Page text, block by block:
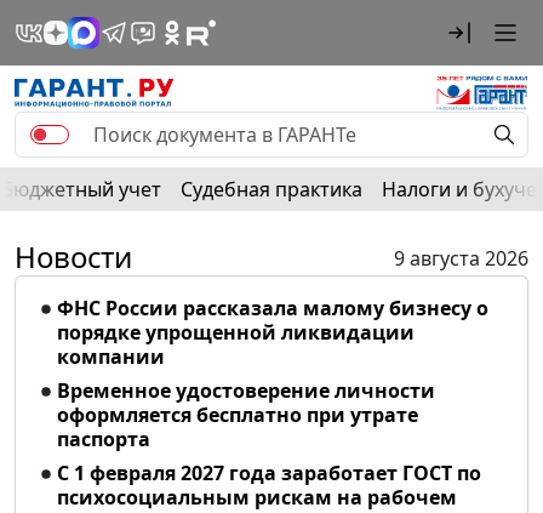
Бюджетный учет Судебная практика Налоги и
Новости
9 августа 2026
ФНС России рассказала малому бизнесу о
порядке упрощенной ликвидации
компании
Временное удостоверение личности
оформляется бесплатно при утрате
паспорта
С 1 февраля 2027 года заработает ГОСТ по
психосоциальным рискам на рабочем